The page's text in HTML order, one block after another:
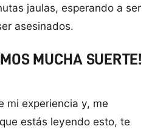
jaulas, esperando a ser
asesinados.
MUCHA SUERTE!
mi experiencia y, me
estás leyendo esto, te